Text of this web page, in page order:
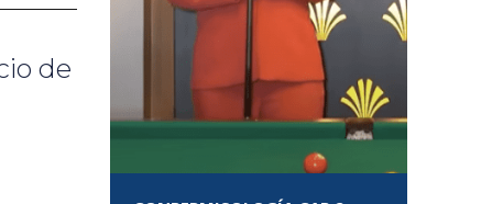
de